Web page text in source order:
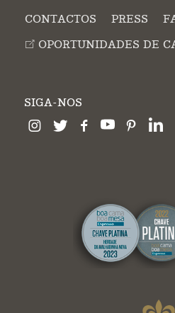
CONTACTOS PRESS
OPORTUNIDADES DE
SIGA-NOS